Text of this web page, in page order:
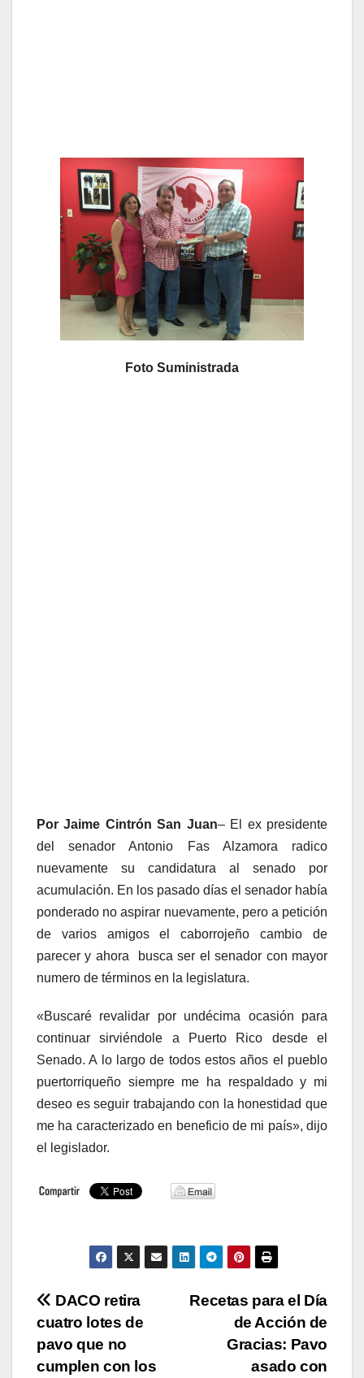
Foto Suministrada
Por Jaime Cintrón San Juan– El ex presidente
del senador Antonio Fas Alzamora radico
nuevamente su candidatura al senado por
acumulación. En los pasado días el senador había
ponderado no aspirar nuevamente, pero a petición
de varios amigos el caborrojeño cambio de
parecer y ahora busca ser el senador con mayor
numero de términos en la legislatura.
«Buscaré revalidar por undécima ocasión para
continuar sirviéndole a Puerto Rico desde el
Senado. A lo largo de todos estos años el pueblo
puertorriqueño siempre me ha respaldado y mi
deseo es seguir trabajando con la honestidad que
me ha caracterizado en beneficio de mi país», dijo
el legislador.
Navegación
de
Recetas para el Día
de Acción de
Gracias: Pavo
asado con
DACO retira
cuatro lotes de
pavo que no
cumplen con los